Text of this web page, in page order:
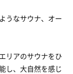
うなサウナ、オー
リアのサウナをひ
し、大自然を感じ